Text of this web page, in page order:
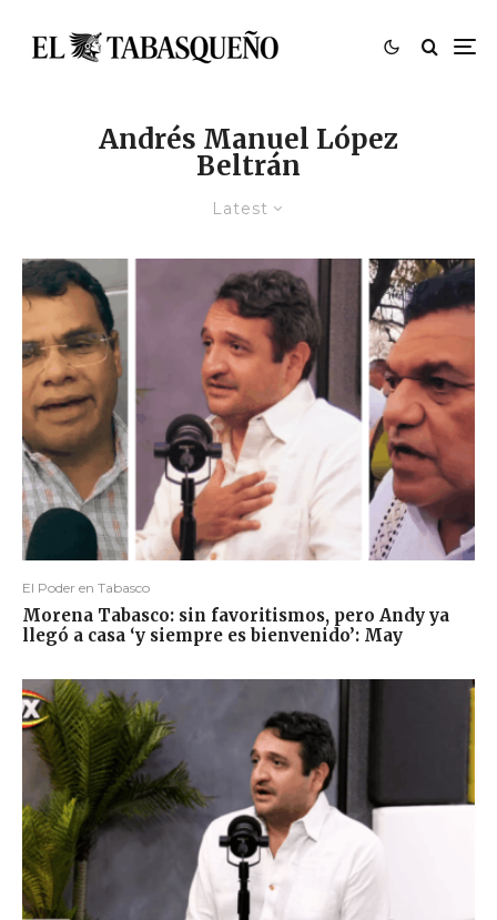
Andrés Manuel López
Beltrán
Latest
El Poder en Tabasco
Morena Tabasco: sin favoritismos, pero Andy ya
llegó a casa ‘y siempre es bienvenido’: May